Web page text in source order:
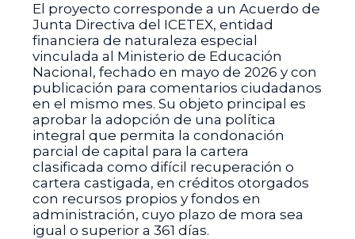
El proyecto corresponde a un Acuerdo de
Junta Directiva del ICETEX, entidad
financiera de naturaleza especial
vinculada al Ministerio de Educación
Nacional, fechado en mayo de 2026 y con
publicación para comentarios ciudadanos
en el mismo mes. Su objeto principal es
aprobar la adopción de una política
integral que permita la condonación
parcial de capital para la cartera
clasificada como difícil recuperación o
cartera castigada, en créditos otorgados
con recursos propios y fondos en
administración, cuyo plazo de mora sea
igual o superior a 361 días.